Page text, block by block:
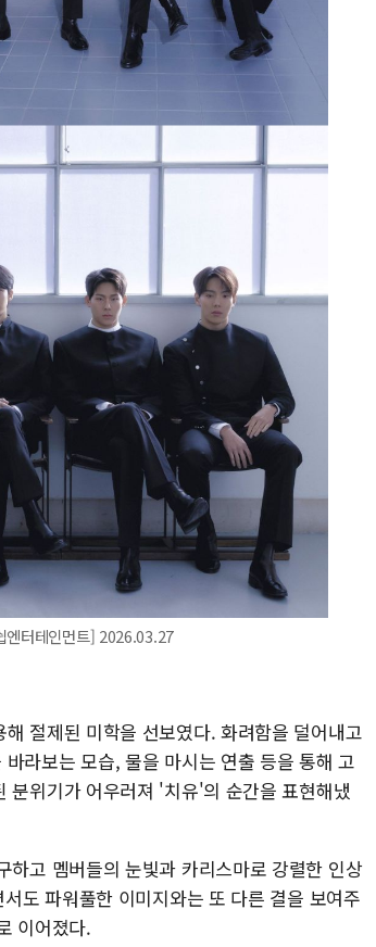
엔터테인먼트] 2026.03.27
절제된 미학을 선보였다. 화려함을 덜어내고
라보는 모습, 물을 마시는 연출 등을 통해 고
분위기가 어우러져 '치유'의 순간을 표현해냈
고 멤버들의 눈빛과 카리스마로 강렬한 인상
도 파워풀한 이미지와는 또 다른 결을 보여주
이어졌다.